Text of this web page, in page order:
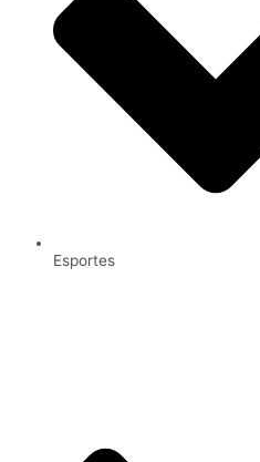
Esportes